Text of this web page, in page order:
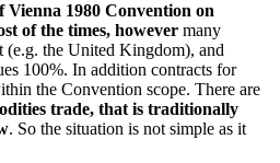
Vienna 1980 Convention on
of the times, however many
(e.g. the United Kingdom), and
100%. In addition contracts for
the Convention scope. There are
trade, that is traditionally
. So the situation is not simple as it